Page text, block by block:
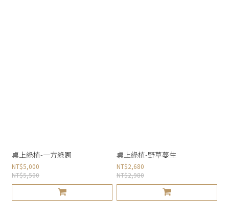
桌上綠植-一方綠園
NT$5,000
NT$5,500
桌上綠植-野草蔓生
NT$2,680
NT$2,980